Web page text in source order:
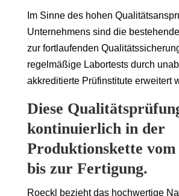
Im Sinne des hohen
Unternehmens sind die
zur fortlaufenden
regelmäßige Labortests durch
akkreditierte Prüfinstitute erweitert
Diese
kontinuierlich in der
Produktionskette
bis zur Fertigung.
Roeckl bezieht das hochwertige